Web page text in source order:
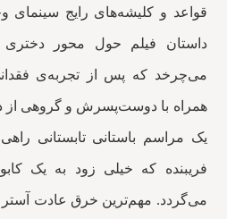
قواعد و کلیشه‌های رایج
داستان فیلم حول محور دختری
می‌چرخد که پس از تجربه‌ی
همراه با دوست‌پسرش و گروهی از
یک مراسم باستانی تابستانی
فریبنده که خیلی زود به یک
می‌گردد. مهم‌ترین خرق عادت آستر